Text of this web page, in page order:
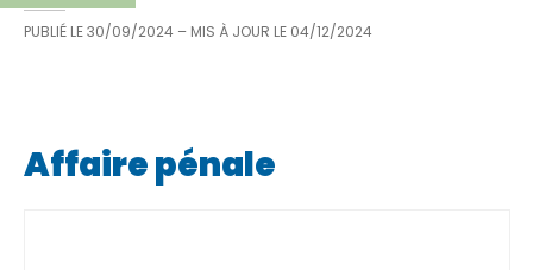
PUBLIÉ LE30/09/2024 – MIS À JOUR LE 04/12/2024
Affaire pénale